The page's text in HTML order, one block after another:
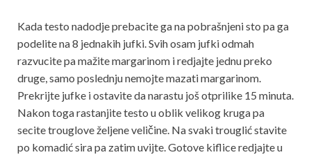
Kada testo nadodje prebacite ga na pobrašnjeni sto pa ga
podelite na 8 jednakih jufki. Svih osam jufki odmah
razvucite pa mažite margarinom i redjajte jednu preko
druge, samo poslednju nemojte mazati margarinom.
Prekrijte jufke i ostavite da narastu još otprilike 15 minuta.
Nakon toga rastanjite testo u oblik velikog kruga pa
secite trouglove željene veličine. Na svaki trouglić stavite
po komadić sira pa zatim uvijte. Gotove kiflice redjajte u